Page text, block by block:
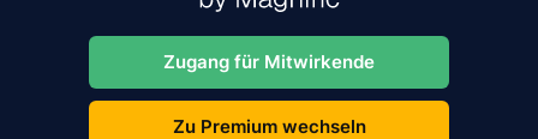
Zugang für Mitwirkende
Zu Premium wechseln